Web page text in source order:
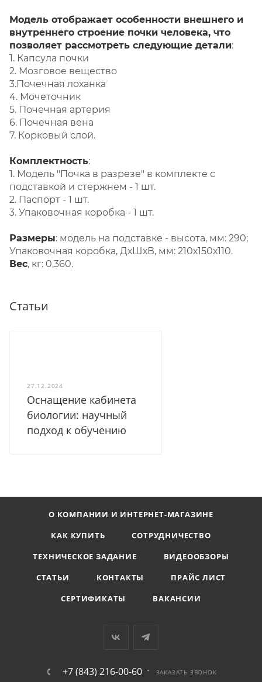
Модель отображает особенности внешнего и
внутреннего строение почки человека, что
позволяет рассмотреть следующие детали:
1. Капсула почки
2. Мозговое вещество
3.Почечная лоханка
4. Мочеточник
5. Почечная артерия
6. Почечная вена
7. Корковый слой.
Комплектность:
1. Модель "Почка в разрезе" в комплекте с
подставкой и стержнем - 1 шт.
2. Паспорт - 1 шт.
3. Упаковочная коробка - 1 шт.
Размеры: модель на подставке - высота, мм: 290;
Упаковочная коробка, ДхШхВ, мм: 210х150х110.
Вес, кг: 0,360.
Статьи
27.12.2024
Оснащение кабинета
биологии: научный
подход к обучению
О КОМПАНИИ И ИНТЕРНЕТ-МАГАЗИНЕ
КАК КУПИТЬ
СОТРУДНИЧЕСТВО
ТЕХНИЧЕСКОЕ ЗАДАНИЕ
ВИДЕООБЗОРЫ
СТАТЬИ
КОНТАКТЫ
ПРАЙС ЛИСТ
СЕРТИФИКАТЫ
ВАКАНСИИ
+7 (843) 216-00-60 ЗАКАЗАТЬ ЗВОНОК